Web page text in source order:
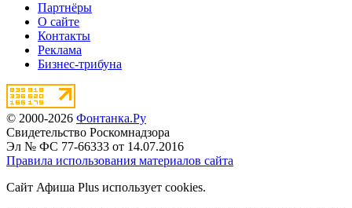
Партнёры
О сайте
Контакты
Реклама
Бизнес-трибуна
© 2000-2026 Фонтанка.Ру
Свидетельство Роскомнадзора
Эл № ФС 77-66333 от 14.07.2016
Правила использования материалов сайта
Сайт Афиша Plus использует cookies.